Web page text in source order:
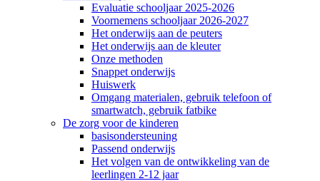
Evaluatie schooljaar 2025-2026
Voornemens schooljaar 2026-2027
Het onderwijs aan de peuters
Het onderwijs aan de kleuter
Onze methoden
Snappet onderwijs
Huiswerk
Omgang materialen, gebruik telefoon of
smartwatch, gebruik fatbike
De zorg voor de kinderen
basisondersteuning
Passend onderwijs
Het volgen van de ontwikkeling van de
leerlingen 2-12 jaar